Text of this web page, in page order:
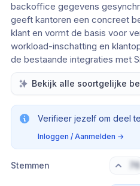
backoffice gegevens
geeft kantoren een concreet
klant en vormt de basis voor
workload-inschatting en
de bestaande integraties met
Bekijk alle soortgelijke
Verifieer jezelf om deel
Inloggen / Aanmelden →
Stemmen 76